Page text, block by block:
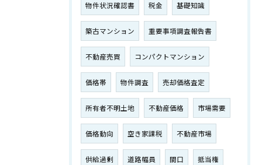
物件状況確認書 税金 基礎知識
築古マンション 重要事項調査報告書
不動産売買 コンパクトマンション
価格帯 物件調査 売却価格査定
所有者不明土地 不動産価格 市場需要
価格動向 空き家課税 不動産市場
供給過剰 道路幅員 間口 抵当権